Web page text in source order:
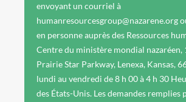
envoyant un courriel à
humanresourcesgroup@nazarene.org
en personne auprès des Ressources
Centre du ministère mondial nazaréen,
Prairie Star Parkway, Lenexa, Kansas,
lundi au vendredi de 8 h 00 à 4 h 30
des États-Unis. Les demandes remplies